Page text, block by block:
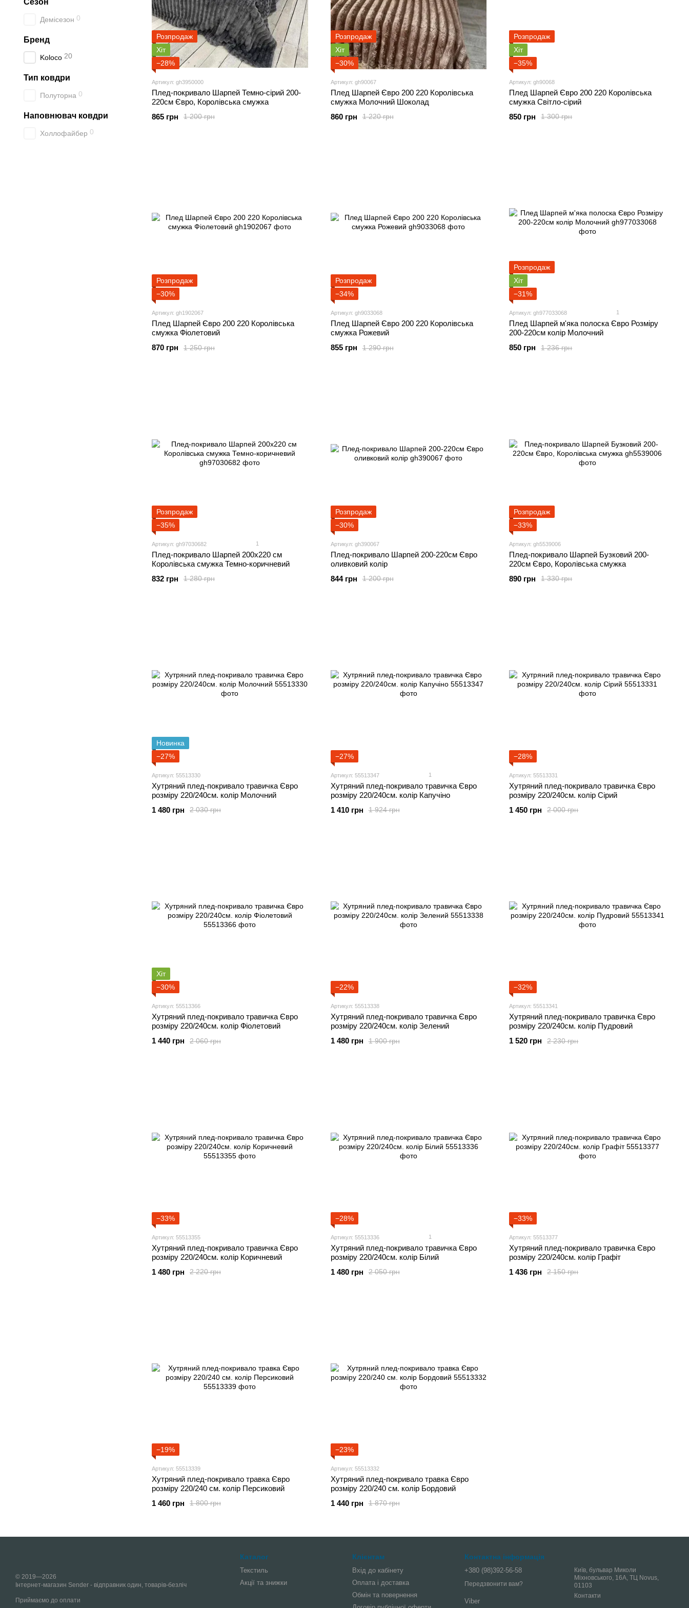
Розпродаж
Хіт
−28%
Артикул: gh3950000
Плед-покривало Шарпей Темно-сірий 200-
220см Євро, Королівська смужка
1 200 грн
865 грн
Розпродаж
Хіт
−30%
Артикул: gh90067
Плед Шарпей Євро 200 220 Королівська
смужка Молочний Шоколад
1 220 грн
860 грн
Розпродаж
Хіт
−35%
Артикул: gh90068
Плед Шарпей Євро 200 220 Королівська
смужка Світло-сірий
1 300 грн
850 грн
Розпродаж
−30%
Артикул: gh1902067
Плед Шарпей Євро 200 220 Королівська
смужка Фіолетовий
1 250 грн
870 грн
Розпродаж
−34%
Артикул: gh9033068
Плед Шарпей Євро 200 220 Королівська
смужка Рожевий
1 290 грн
855 грн
Розпродаж
Хіт
−31%
Артикул: gh977033068 1
Плед Шарпей м'яка полоска Євро Розміру
200-220см колір Молочний
1 236 грн
850 грн
Розпродаж
−35%
Артикул: gh97030682 1
Плед-покривало Шарпей 200x220 см
Королівська смужка Темно-коричневий
1 280 грн
832 грн
Розпродаж
−30%
Артикул: gh390067
Плед-покривало Шарпей 200-220см Євро
оливковий колір
1 200 грн
844 грн
Розпродаж
−33%
Артикул: gh5539006
Плед-покривало Шарпей Бузковий 200-
220см Євро, Королівська смужка
1 330 грн
890 грн
Новинка
−27%
Артикул: 55513330
Хутряний плед-покривало травичка Євро
розміру 220/240см. колір Молочний
2 030 грн
1 480 грн
−27%
Артикул: 55513347 1
Хутряний плед-покривало травичка Євро
розміру 220/240см. колір Капучіно
1 924 грн
1 410 грн
−28%
Артикул: 55513331
Хутряний плед-покривало травичка Євро
розміру 220/240см. колір Сірий
2 000 грн
1 450 грн
Хіт
−30%
Артикул: 55513366
Хутряний плед-покривало травичка Євро
розміру 220/240см. колір Фіолетовий
2 060 грн
1 440 грн
−22%
Артикул: 55513338
Хутряний плед-покривало травичка Євро
розміру 220/240см. колір Зелений
1 900 грн
1 480 грн
−32%
Артикул: 55513341
Хутряний плед-покривало травичка Євро
розміру 220/240см. колір Пудровий
2 230 грн
1 520 грн
−33%
Артикул: 55513355
Хутряний плед-покривало травичка Євро
розміру 220/240см. колір Коричневий
2 220 грн
1 480 грн
−28%
Артикул: 55513336 1
Хутряний плед-покривало травичка Євро
розміру 220/240см. колір Білий
2 050 грн
1 480 грн
−33%
Артикул: 55513377
Хутряний плед-покривало травичка Євро
розміру 220/240см. колір Графіт
2 150 грн
1 436 грн
−19%
Артикул: 55513339
Хутряний плед-покривало травка Євро
розміру 220/240 см. колір Персиковий
1 800 грн
1 460 грн
−23%
Артикул: 55513332
Хутряний плед-покривало травка Євро
розміру 220/240 см. колір Бордовий
1 870 грн
1 440 грн
Сезон
Демісезон 0
Бренд
Koloco 20
Тип ковдри
Полуторна 0
Наповнювач ковдри
Холлофайбер 0
© 2019—2026
Інтернет-магазин Sender - відправник один, товарів-безліч
Приймаємо до оплати
Каталог
Текстиль
Акції та знижки
Клієнтам
Вхід до кабінету
Оплата і доставка
Обмін та повернення
Контактна інформація
+380 (98)392-56-58
Передзвонити вам?
Viber
Київ, бульвар Миколи
Міхновського, 16А, ТЦ Novus,
01103
Контакти